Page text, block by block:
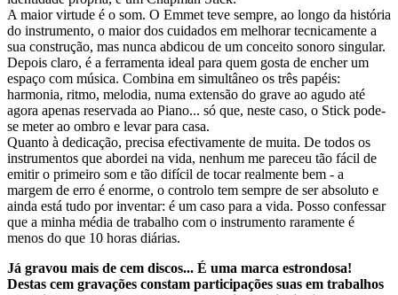
A maior virtude é o som. O Emmet teve sempre, ao longo da história
do instrumento, o maior dos cuidados em melhorar tecnicamente a
sua construção, mas nunca abdicou de um conceito sonoro singular.
Depois claro, é a ferramenta ideal para quem gosta de encher um
espaço com música. Combina em simultâneo os três papéis:
harmonia, ritmo, melodia, numa extensão do grave ao agudo até
agora apenas reservada ao Piano... só que, neste caso, o Stick pode-
se meter ao ombro e levar para casa.
Quanto à dedicação, precisa efectivamente de muita. De todos os
instrumentos que abordei na vida, nenhum me pareceu tão fácil de
emitir o primeiro som e tão difícil de tocar realmente bem - a
margem de erro é enorme, o controlo tem sempre de ser absoluto e
ainda está tudo por inventar: é um caso para a vida. Posso confessar
que a minha média de trabalho com o instrumento raramente é
menos do que 10 horas diárias.
Já gravou mais de cem discos... É uma marca estrondosa!
Destas cem gravações constam participações suas em trabalhos